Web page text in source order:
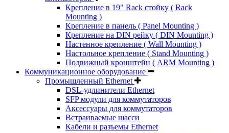
Крепление в 19" Rack стойку ( Rack
Mounting )
Крепление в панель ( Panel Mounting )
Крепление на DIN рейку ( DIN Mounting )
Настенное крепление ( Wall Mounting )
Настольное крепление ( Stand Mounting )
Подвижный кронштейн ( ARM Mounting )
Коммуникационное оборудование
Промышленный Ethernet
DSL-удлинители Ethernet
SFP модули для коммутаторов
Аксессуары для коммутаторов
Встраиваемые шасси
Кабели и разъемы Ethernet